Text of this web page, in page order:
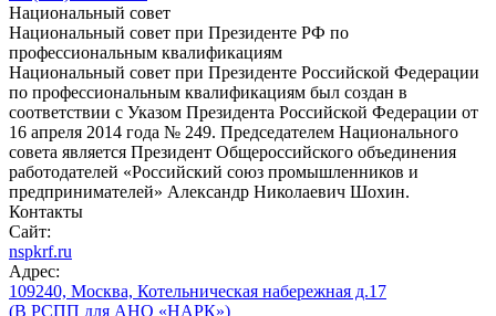
Национальный совет
Национальный совет при Президенте РФ по
профессиональным квалификациям
Национальный совет при Президенте Российской Федерации
по профессиональным квалификациям был создан в
соответствии с Указом Президента Российской Федерации от
16 апреля 2014 года № 249. Председателем Национального
совета является Президент Общероссийского объединения
работодателей «Российский союз промышленников и
предпринимателей» Александр Николаевич Шохин.
Контакты
Сайт:
nspkrf.ru
Адрес:
109240, Москва, Котельническая набережная д.17
(В РСПП для АНО «НАРК»)